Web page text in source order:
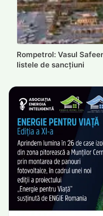
Rompetrol: Vasul
listele de sancțiuni